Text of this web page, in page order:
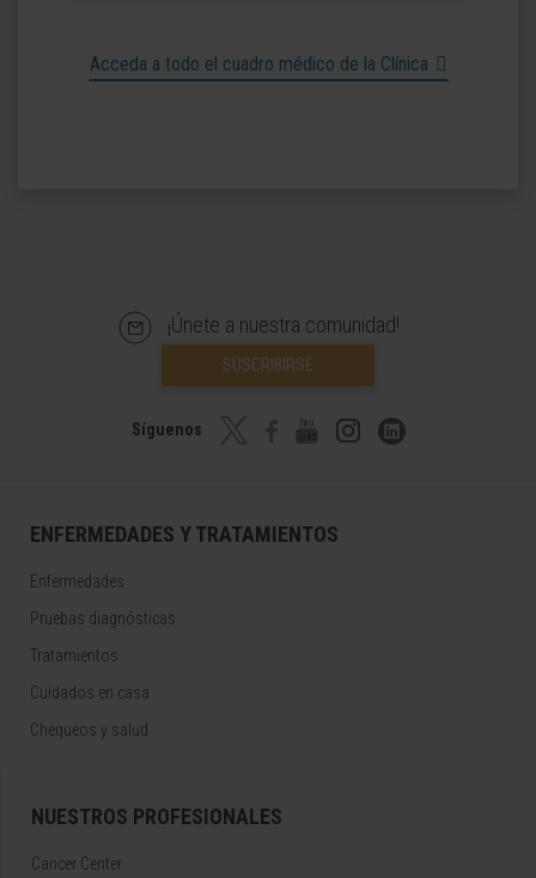
Acceda a todo el cuadro médico de la Clínica
¡Únete a nuestra comunidad!
SUSCRIBIRSE
Síguenos
ENFERMEDADES Y TRATAMIENTOS
Enfermedades
Pruebas diagnósticas
Tratamientos
Cuidados en casa
Chequeos y salud
NUESTROS PROFESIONALES
Cancer Center